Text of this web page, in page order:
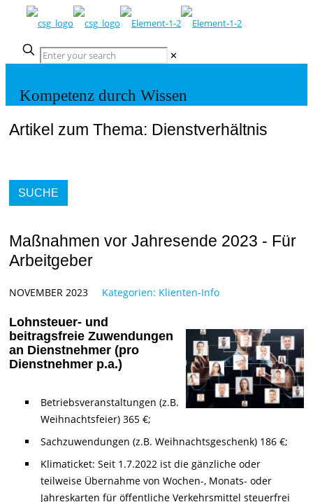
✕
Kompetenz durch Wissen
Artikel zum Thema: Dienstverhältnis
SUCHE
Maßnahmen vor Jahresende 2023 - Für
Arbeitgeber
NOVEMBER 2023 Kategorien: Klienten-Info
Lohnsteuer- und
beitragsfreie Zuwendungen
an Dienstnehmer (pro
Dienstnehmer p.a.)
Betriebsveranstaltungen (z.B.
Weihnachtsfeier) 365 €;
Sachzuwendungen (z.B. Weihnachtsgeschenk) 186 €;
Klimaticket: Seit 1.7.2022 ist die gänzliche oder
teilweise Übernahme von Wochen-, Monats- oder
Jahreskarten für öffentliche Verkehrsmittel steuerfrei